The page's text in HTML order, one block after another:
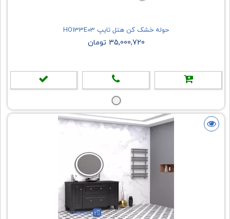
حوله خشک کن هتل تایپ HO133E03
35,000,720 تومان